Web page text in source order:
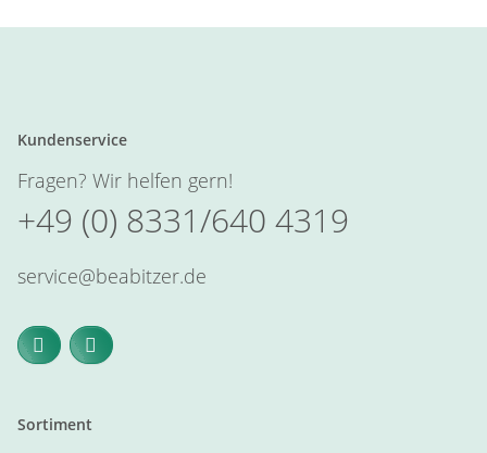
Kundenservice
Fragen? Wir helfen gern!
+49 (0) 8331/640 4319
service@beabitzer.de
Sortiment